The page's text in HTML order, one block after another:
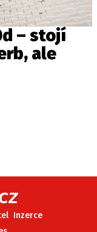
– stojí
ale
Inzerce